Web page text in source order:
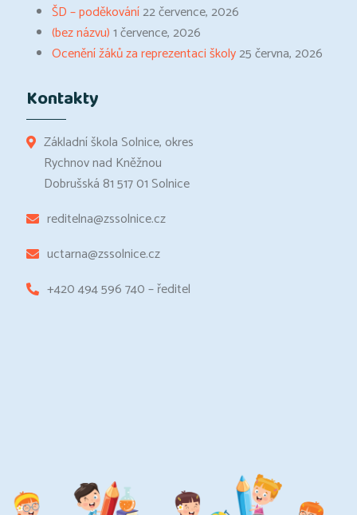
ŠD – poděkování22 července, 2026
(bez názvu)1 července, 2026
Ocenění žáků za reprezentaci školy25 června, 2026
Kontakty
Základní škola Solnice, okres
Rychnov nad Kněžnou
Dobrušská 81 517 01 Solnice
reditelna@zssolnice.cz
uctarna@zssolnice.cz
+420 494 596 740 – ředitel